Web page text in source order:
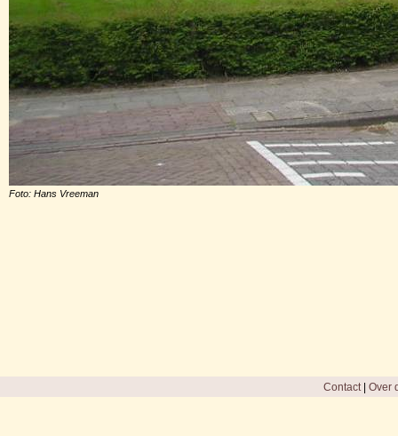
Foto: Hans Vreeman
Contact| Over